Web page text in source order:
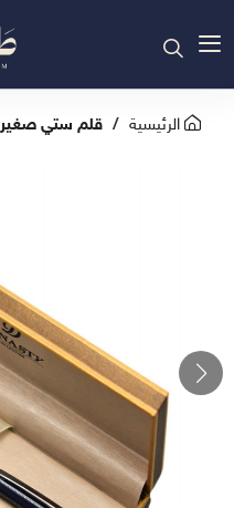
الرئيسية قلم ستي صغير 4